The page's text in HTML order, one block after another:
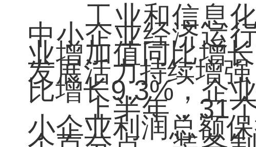
工业和信息
中小企业经济运
业增加值同比增
发展活力持续增
比增长9.3%，企
上半年，31个
小企业利润总额